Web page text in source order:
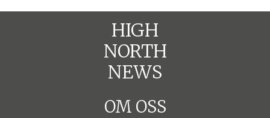
HIGH
NORTH
NEWS
OM OSS